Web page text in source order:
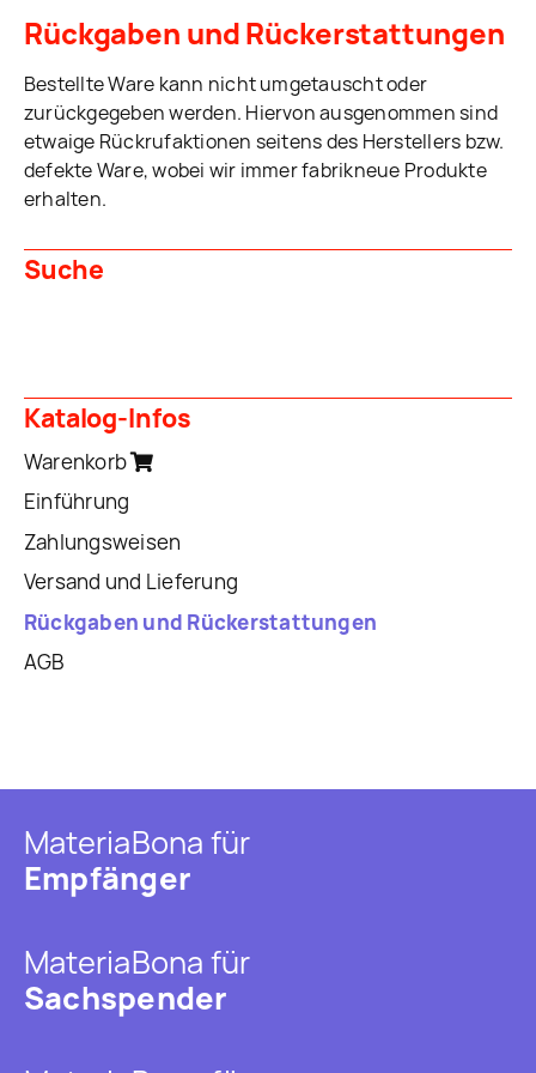
Rückgaben und Rückerstattungen
Bestellte Ware kann nicht umgetauscht oder
zurückgegeben werden. Hiervon ausgenommen sind
etwaige Rückrufaktionen seitens des Herstellers bzw.
defekte Ware, wobei wir immer fabrikneue Produkte
erhalten.
Suche
Katalog-Infos
Warenkorb
Einführung
Zahlungsweisen
Versand und Lieferung
Rückgaben und Rückerstattungen
AGB
MateriaBona für
Empfänger
MateriaBona für
Sachspender